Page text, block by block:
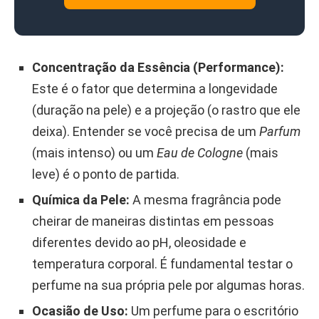
Concentração da Essência (Performance):
Este é o fator que determina a longevidade
(duração na pele) e a projeção (o rastro que ele
deixa). Entender se você precisa de um Parfum
(mais intenso) ou um Eau de Cologne (mais
leve) é o ponto de partida.
Química da Pele: A mesma fragrância pode
cheirar de maneiras distintas em pessoas
diferentes devido ao pH, oleosidade e
temperatura corporal. É fundamental testar o
perfume na sua própria pele por algumas horas.
Ocasião de Uso: Um perfume para o escritório